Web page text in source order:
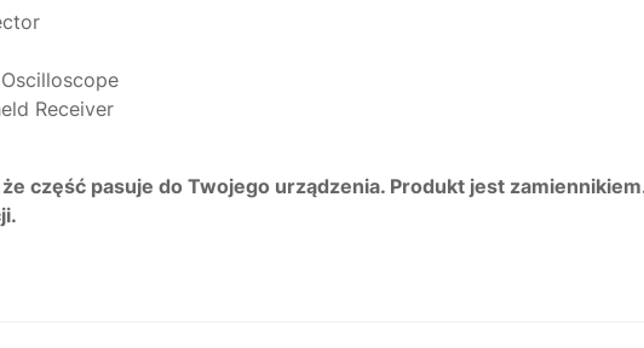
Receiver
część pasuje do Twojego urządzenia. Produkt jest